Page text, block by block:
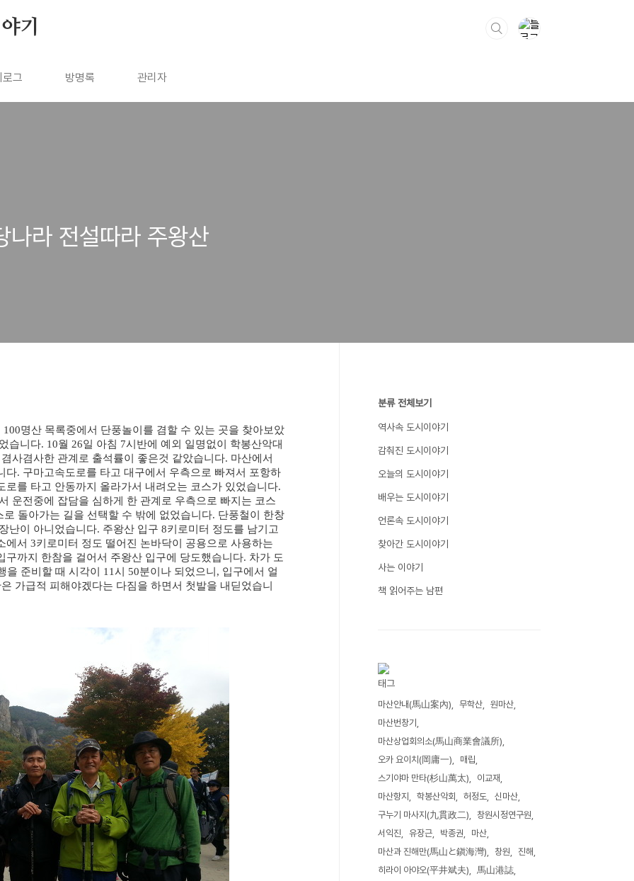
기
로그 방명록 관리자
라 전설따라 주왕산
명산 목록중에서 단풍놀이를 겸할 수 있는 곳을 찾아보았
습니다. 10월 26일 아침 7시반에 예외 일명없이 학봉산악대
사겸사한 관계로 출석률이 좋은것 같았습니다. 마산에서
. 구마고속도로를 타고 대구에서 우측으로 빠져서 포항하
를 타고 안동까지 올라가서 내려오는 코스가 있었습니다.
운전중에 잡담을 심하게 한 관계로 우측으로 빠지는 코스
돌아가는 길을 선택할 수 밖에 없었습니다. 단풍철이 한창
난이 아니었습니다. 주왕산 입구 8키로미터 정도를 남기고
서 3키로미터 정도 떨어진 논바닥이 공용으로 사용하는
까지 한참을 걸어서 주왕산 입구에 당도했습니다. 차가 도
준비할 때 시각이 11시 50분이나 되었으니, 입구에서 얼
가급적 피해야겠다는 다짐을 하면서 첫발을 내딛었습니
분류 전체보기
역사속 도시이야기
감춰진 도시이야기
오늘의 도시이야기
배우는 도시이야기
언론속 도시이야기
찾아간 도시이야기
사는 이야기
책 읽어주는 남편
태그
마산안내(馬山案內) 무학산
원마산
마산번창기
마산상업회의소(馬山商業會議所)
오카 요이치(岡庸一)
매립
스기야마 만타(杉山萬太)
이교재
마산항지
학봉산악회 허정도
신마산
구누기 마사지(九貫政二)
창원시정연구원
서익진
유장근 박종권
마산
마산과 진해만(馬山と鎭海灣)
창원
진해
히라이 아야오(平井斌夫)
馬山港誌